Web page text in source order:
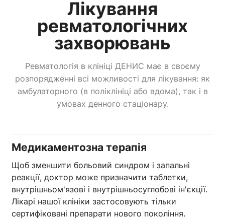
Лікування
ревматологічних
захворювань
Ревматологія в клініці ДЕНИС має в своєму
розпорядженні всі можливості для лікування: як
амбулаторного (в поліклініці або вдома), так і в
умовах денного стаціонару.
Медикаментозна терапія
Щоб зменшити больовий синдром і запальні
реакції, доктор може призначити таблетки,
внутрішньом'язові і внутрішньосуглобові ін'єкції.
Лікарі нашої клініки застосовують тільки
сертифіковані препарати нового покоління.